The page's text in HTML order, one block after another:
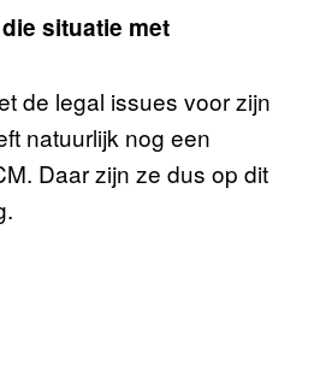
situatie met
de legal issues voor zijn
natuurlijk nog een
Daar zijn ze dus op dit